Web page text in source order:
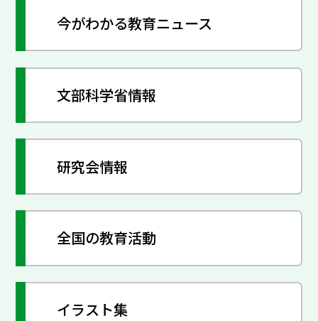
今がわかる教育ニュース
文部科学省情報
研究会情報
全国の教育活動
イラスト集